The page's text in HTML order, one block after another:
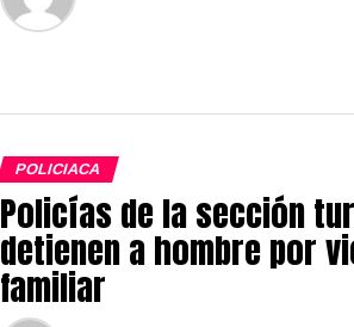
POLICIACA
Policías de la sección
detienen a hombre por
familiar